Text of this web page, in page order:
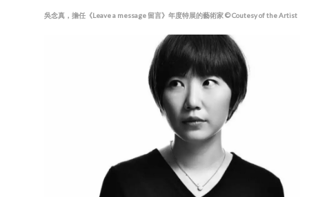
吳念真，擔任《Leave a message 留言》年度特展的藝術家 © Coutesy of the Artist